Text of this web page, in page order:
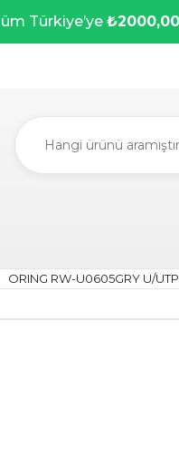
Türkiye’ye ₺2000,00
ORING RW-U0605GRY U/